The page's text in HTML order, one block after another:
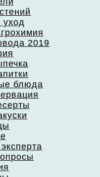
уход
2019
блюда